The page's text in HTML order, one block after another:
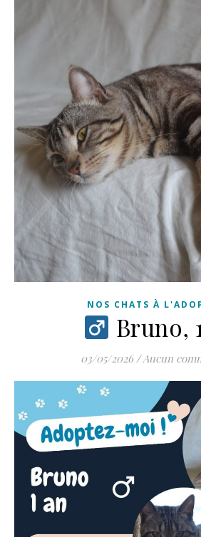
NOS CHATS À
Bruno,
03/05/2026 /Aucun